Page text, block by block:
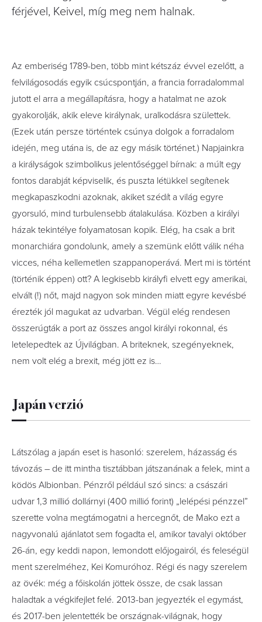
férjével, Keivel, míg meg nem halnak.
Az emberiség 1789-ben, több mint kétszáz évvel ezelőtt, a
felvilágosodás egyik csúcspontján, a francia forradalommal
jutott el arra a megállapításra, hogy a hatalmat ne azok
gyakorolják, akik eleve királynak, uralkodásra születtek.
(Ezek után persze történtek csúnya dolgok a forradalom
idején, meg utána is, de az egy másik történet.) Napjainkra
a királyságok szimbolikus jelentőséggel bírnak: a múlt egy
fontos darabját képviselik, és puszta létükkel segítenek
megkapaszkodni azoknak, akiket szédít a világ egyre
gyorsuló, mind turbulensebb átalakulása. Közben a királyi
házak tekintélye folyamatosan kopik. Elég, ha csak a brit
monarchiára gondolunk, amely a szemünk előtt válik néha
vicces, néha kellemetlen szappanoperává. Mert mi is történt
(történik éppen) ott? A legkisebb királyfi elvett egy amerikai,
elvált (!) nőt, majd nagyon sok minden miatt egyre kevésbé
érezték jól magukat az udvarban. Végül elég rendesen
összerúgták a port az összes angol királyi rokonnal, és
letelepedtek az Újvilágban. A briteknek, szegényeknek,
nem volt elég a brexit, még jött ez is…
Japán verzió
Látszólag a japán eset is hasonló: szerelem, házasság és
távozás – de itt mintha tisztábban játszanának a felek, mint a
ködös Albionban. Pénzről például szó sincs: a császári
udvar 1,3 millió dollárnyi (400 millió forint) „lelépési pénzzel”
szerette volna megtámogatni a hercegnőt, de Mako ezt a
nagyvonalú ajánlatot sem fogadta el, amikor tavalyi október
26-án, egy keddi napon, lemondott előjogairól, és feleségül
ment szerelméhez, Kei Komuróhoz. Régi és nagy szerelem
az övék: még a főiskolán jöttek össze, de csak lassan
haladtak a végkifejlet felé. 2013-ban jegyezték el egymást,
és 2017-ben jelentették be országnak-világnak, hogy